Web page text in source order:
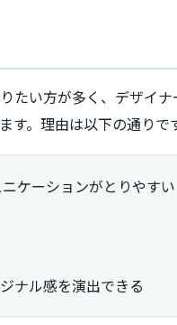
い方が多く、デザイナ
。理由は以下の通りで
ケーションがとりやすい
ナル感を演出できる